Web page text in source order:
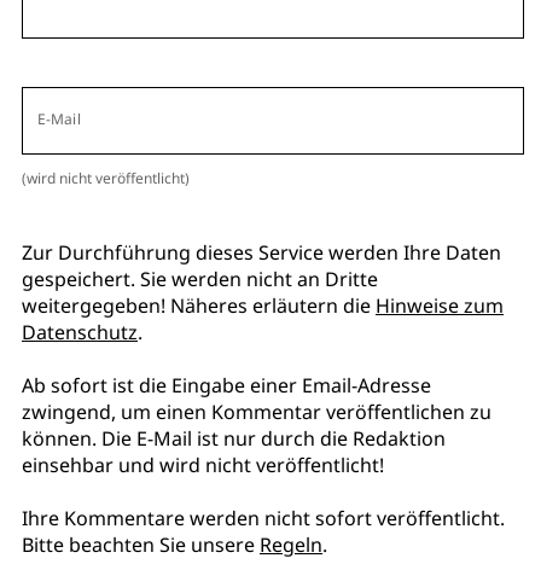
E-Mail
(wird nicht veröffentlicht)
Zur Durchführung dieses Service werden Ihre Daten
gespeichert. Sie werden nicht an Dritte
weitergegeben! Näheres erläutern die Hinweise zum
Datenschutz.
Ab sofort ist die Eingabe einer Email-Adresse
zwingend, um einen Kommentar veröffentlichen zu
können. Die E-Mail ist nur durch die Redaktion
einsehbar und wird nicht veröffentlicht!
Ihre Kommentare werden nicht sofort veröffentlicht.
Bitte beachten Sie unsere Regeln.